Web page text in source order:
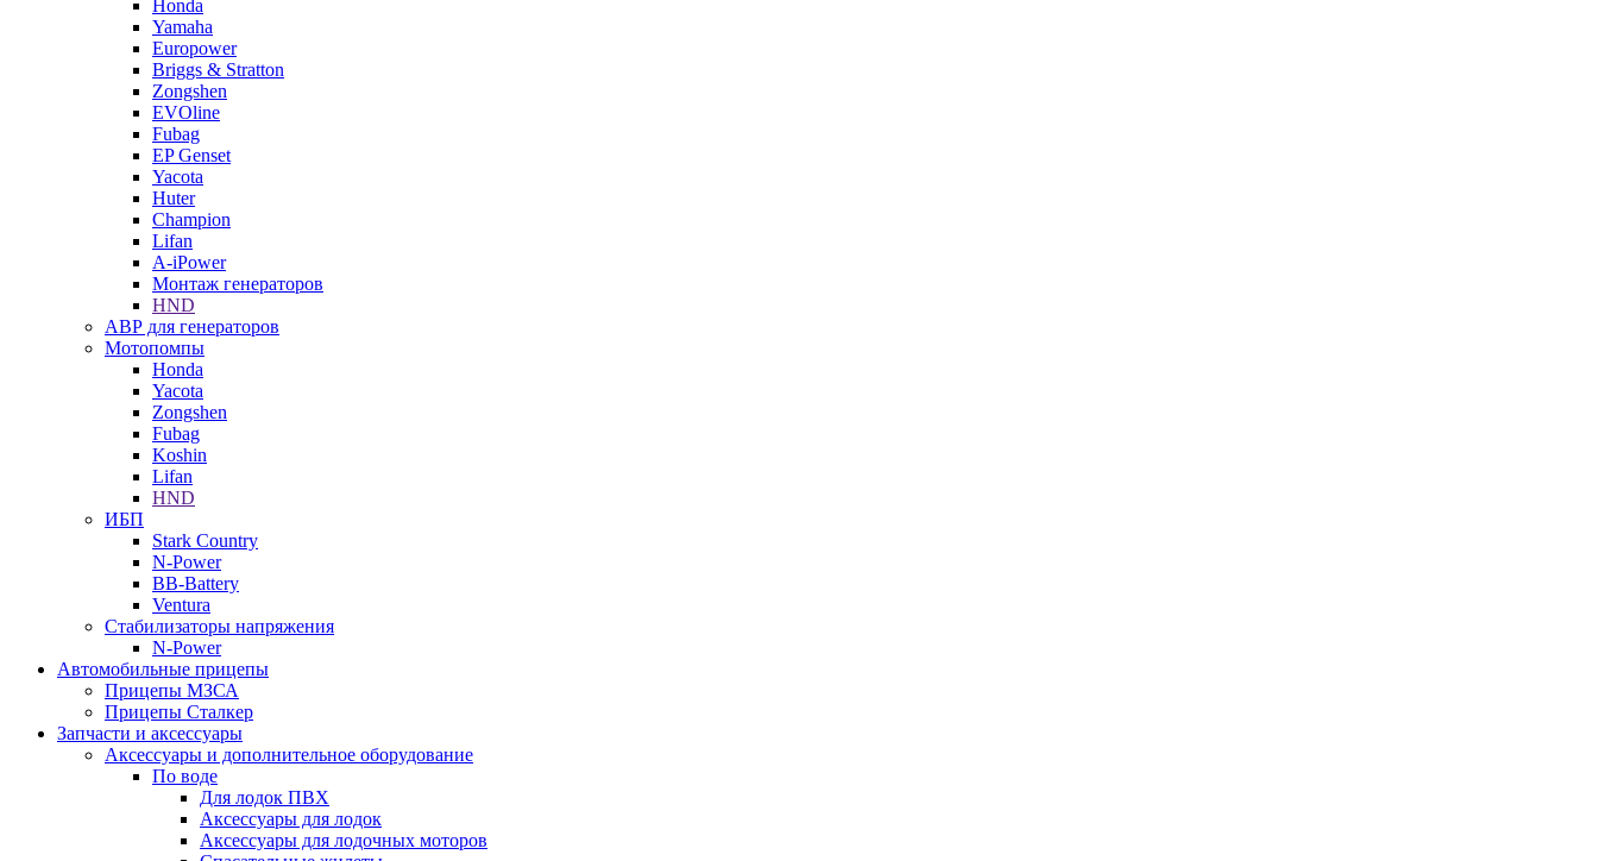
Honda
Yamaha
Europower
Briggs & Stratton
Zongshen
EVOline
Fubag
EP Genset
Yacota
Huter
Champion
Lifan
A-iPower
Монтаж генераторов
HND
АВР для генераторов
Мотопомпы
Honda
Yacota
Zongshen
Fubag
Koshin
Lifan
HND
ИБП
Stark Country
N-Power
BB-Battery
Ventura
Стабилизаторы напряжения
N-Power
Автомобильные прицепы
Прицепы МЗСА
Прицепы Сталкер
Запчасти и аксессуары
Аксессуары и дополнительное оборудование
По воде
Для лодок ПВХ
Аксессуары для лодок
Аксессуары для лодочных моторов